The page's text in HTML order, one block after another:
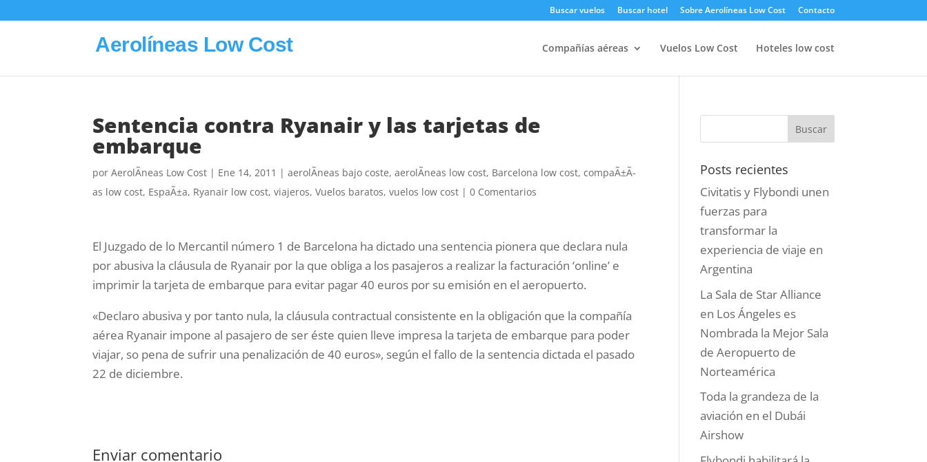
Buscar vuelos Buscar hotel Sobre Aerolíneas Low Cost Contacto
Aerolíneas Low Cost Compañías aéreas Vuelos Low Cost Hoteles low cost
Sentencia contra Ryanair y las tarjetas de
embarque
porAerolÃ­neas Low Cost | Ene 14, 2011 |aerolÃ­neas bajo coste,aerolÃ­neas low cost, Barcelona low cost,compaÃ±Ã­
as low cost, EspaÃ±a, Ryanair low cost,viajeros,Vuelos baratos,vuelos low cost |0 Comentarios
El Juzgado de lo Mercantil número 1 de Barcelona ha dictado una sentencia pionera que declara nula
por abusiva la cláusula de Ryanair por la que obliga a los pasajeros a realizar la facturación ‘online’ e
imprimir la tarjeta de embarque para evitar pagar 40 euros por su emisión en el aeropuerto.
«Declaro abusiva y por tanto nula, la cláusula contractual consistente en la obligación que la compañía
aérea Ryanair impone al pasajero de ser éste quien lleve impresa la tarjeta de embarque para poder
viajar, so pena de sufrir una penalización de 40 euros», según el fallo de la sentencia dictada el pasado
22 de diciembre.
Enviar comentario
Posts recientes
Civitatis y Flybondi unen
fuerzas para
transformar la
experiencia de viaje en
Argentina
La Sala de Star Alliance
en Los Ángeles es
Nombrada la Mejor Sala
de Aeropuerto de
Norteamérica
Toda la grandeza de la
aviación en el Dubái
Airshow